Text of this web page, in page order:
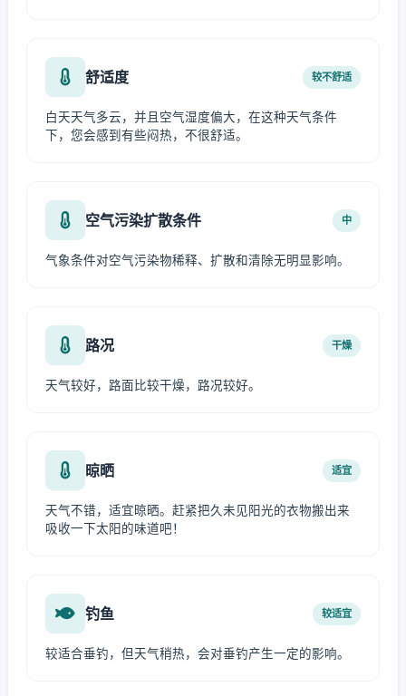
舒适度 较不舒适
白天天气多云，并且空气湿度偏大，在这种天气条件
下，您会感到有些闷热，不很舒适。
空气污染扩散条件 中
气象条件对空气污染物稀释、扩散和清除无明显影响。
路况 干燥
天气较好，路面比较干燥，路况较好。
晾晒 适宜
天气不错，适宜晾晒。赶紧把久未见阳光的衣物搬出来
吸收一下太阳的味道吧！
钓鱼 较适宜
较适合垂钓，但天气稍热，会对垂钓产生一定的影响。